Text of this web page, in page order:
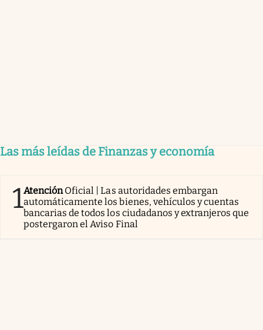
Las más leídas de Finanzas y economía
1AtenciónOficial | Las autoridades embargan
automáticamente los bienes, vehículos y cuentas
bancarias de todos los ciudadanos y extranjeros que
postergaron el Aviso Final